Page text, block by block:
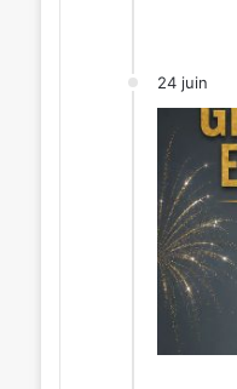
24 juin